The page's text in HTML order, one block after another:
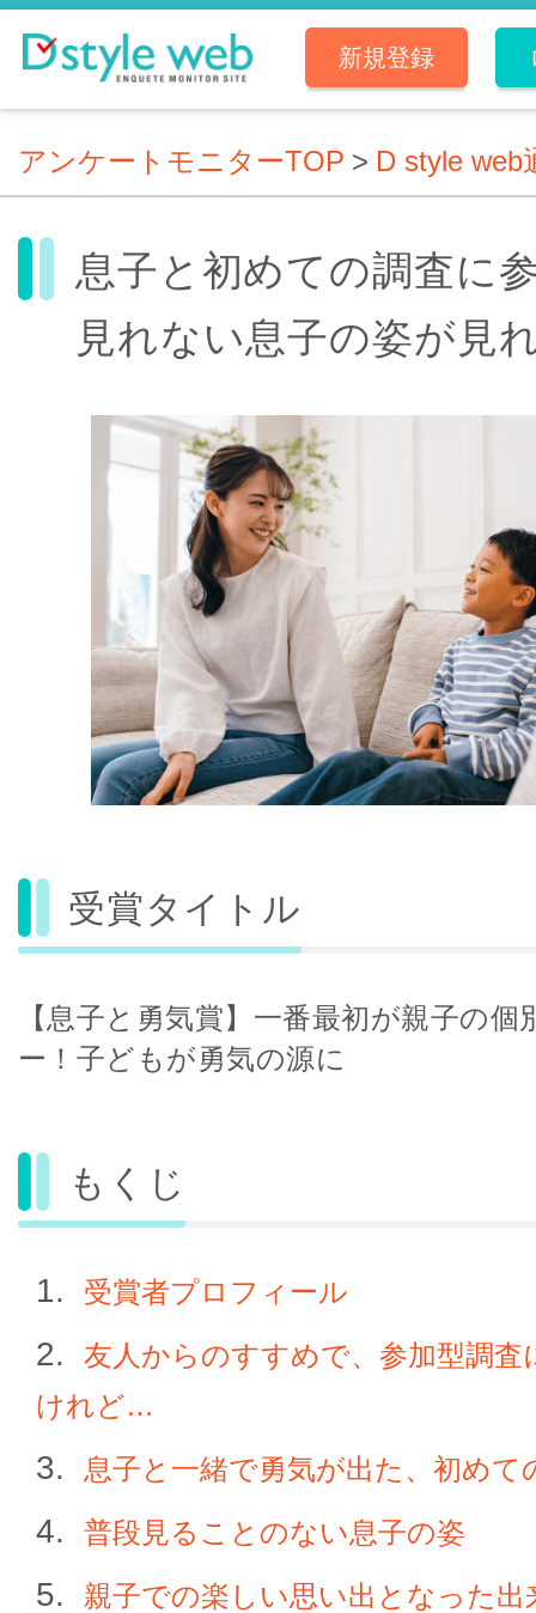
新規登録
アンケートモニターTOP > D style web
息子と初めての調査に
見れない息子の姿が見
受賞タイトル
【息子と勇気賞】一番最初が親子の
ー！子どもが勇気の源に
もくじ
受賞者プロフィール
友人からのすすめで、参加型調査
けれど…
息子と一緒で勇気が出た、初めて
普段見ることのない息子の姿
親子での楽しい思い出となった出